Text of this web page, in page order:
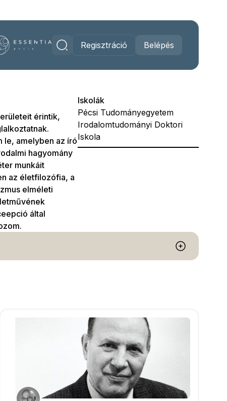
Regisztráció Belépés
érintik,
le, amelyben az író
hagyomány
munkáit
az életfilozófia, a
elméleti
által
Iskolák
Pécsi Tudományegyetem
Irodalomtudományi Doktori
Iskola